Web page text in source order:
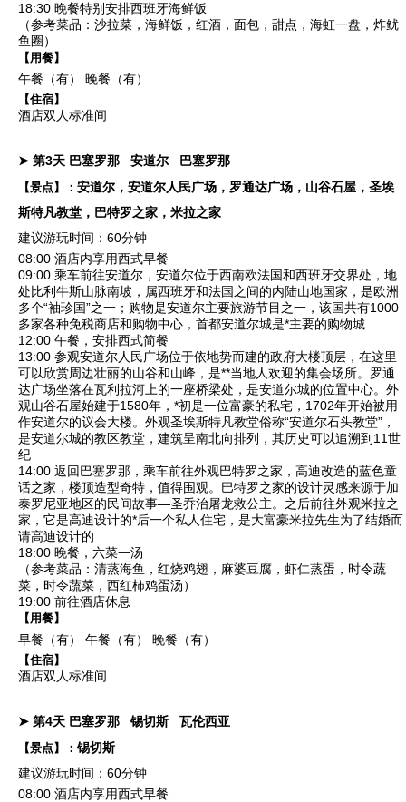
18:30 晚餐特别安排西班牙海鲜饭
（参考菜品：沙拉菜，海鲜饭，红酒，面包，甜点，海虹一盘，炸鱿
鱼圈）
【用餐】
午餐（有） 晚餐（有）
【住宿】
酒店双人标准间
➤ 第3天 巴塞罗那 安道尔 巴塞罗那
【景点】： 安道尔，安道尔人民广场，罗通达广场，山谷石屋，圣埃
斯特凡教堂，巴特罗之家，米拉之家
建议游玩时间：60分钟
08:00 酒店内享用西式早餐
09:00 乘车前往安道尔 ，安道尔位于西南欧法国和西班牙交界处，地
处比利牛斯山脉南坡，属西班牙和法国之间的内陆山地国家，是欧洲
多个“袖珍国”之一；购物是安道尔主要旅游节目之一，该国共有1000
多家各种免税商店和购物中心，首都安道尔城是*主要的购物城
12:00 午餐，安排西式简餐
13:00 参观安道尔人民广场位于依地势而建的政府大楼顶层，在这里
可以欣赏周边壮丽的山谷和山峰，是**当地人欢迎的集会场所。 罗通
达广场坐落在瓦利拉河上的一座桥梁处，是安道尔城的位置中心。外
观山谷石屋始建于1580年，*初是一位富豪的私宅，1702年开始被用
作安道尔的议会大楼。外观圣埃斯特凡教堂俗称“安道尔石头教堂”，
是安道尔城的教区教堂，建筑呈南北向排列，其历史可以追溯到11世
纪
14:00 返回巴塞罗那，乘车前往外观巴特罗之家 ，高迪改造的蓝色童
话之家，楼顶造型奇特，值得围观。巴特罗之家的设计灵感来源于加
泰罗尼亚地区的民间故事—圣乔治屠龙救公主。之后前往外观米拉之
家 ，它是高迪设计的*后一个私人住宅，是大富豪米拉先生为了结婚而
请高迪设计的
18:00 晚餐，六菜一汤
（参考菜品：清蒸海鱼，红烧鸡翅，麻婆豆腐，虾仁蒸蛋，时令蔬
菜，时令蔬菜，西红柿鸡蛋汤）
19:00 前往酒店休息
【用餐】
早餐（有） 午餐（有） 晚餐（有）
【住宿】
酒店双人标准间
➤ 第4天 巴塞罗那 锡切斯 瓦伦西亚
【景点】： 锡切斯
建议游玩时间：60分钟
08:00 酒店内享用西式早餐